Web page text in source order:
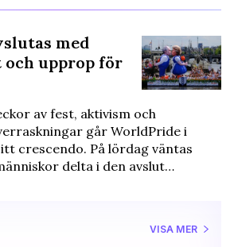
med
och upprop för
av fest, aktivism och
går WorldPride i
crescendo. På lördag väntas
delta i den avslut…
VISA MER